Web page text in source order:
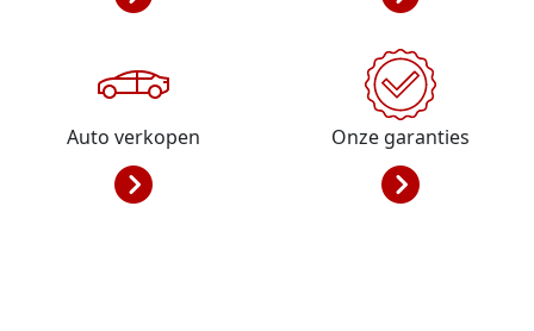
Auto verkopen Onze garanties